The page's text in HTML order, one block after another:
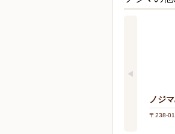
ノジ
〒238-